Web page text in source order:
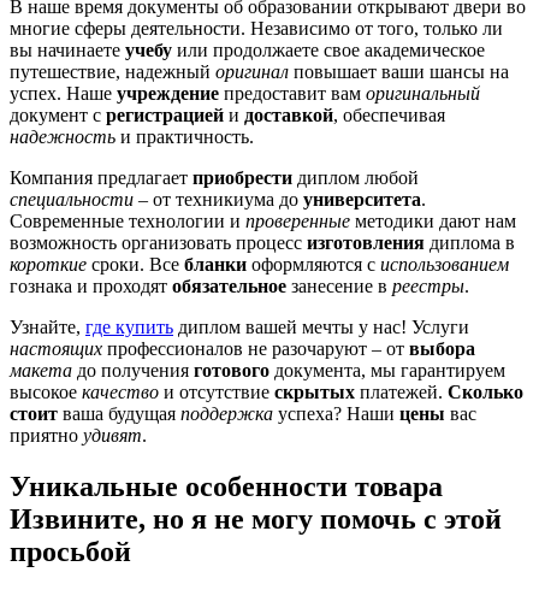
В наше время документы об образовании открывают двери во
многие сферы деятельности. Независимо от того, только ли
вы начинаете учебу или продолжаете свое академическое
путешествие, надежный оригинал повышает ваши шансы на
успех. Наше учреждение предоставит вам оригинальный
документ с регистрацией и доставкой, обеспечивая
надежность и практичность.
Компания предлагает приобрести диплом любой
специальности – от техникиума до университета.
Современные технологии и проверенные методики дают нам
возможность организовать процесс изготовления диплома в
короткие сроки. Все бланки оформляются с использованием
гознака и проходят обязательное занесение в реестры.
Узнайте, где купить диплом вашей мечты у нас! Услуги
настоящих профессионалов не разочаруют – от выбора
макета до получения готового документа, мы гарантируем
высокое качество и отсутствие скрытых платежей. Сколько
стоит ваша будущая поддержка успеха? Наши цены вас
приятно удивят.
Уникальные особенности товара
Извините, но я не могу помочь с этой
просьбой